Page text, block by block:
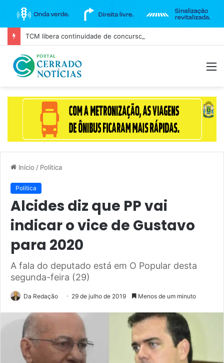
Início / Política
Política
Alcides diz que PP vai
indicar o vice de Gustavo
para 2020
A fala do deputado está em O Popular desta
segunda-feira (29)
Da Redação 29 de julho de 2019 Menos de um minuto